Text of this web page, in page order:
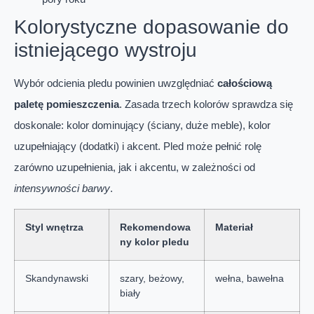
Kolorystyczne dopasowanie do
istniejącego wystroju
Wybór odcienia pledu powinien uwzględniać całościową
paletę pomieszczenia. Zasada trzech kolorów sprawdza się
doskonale: kolor dominujący (ściany, duże meble), kolor
uzupełniający (dodatki) i akcent. Pled może pełnić rolę
zarówno uzupełnienia, jak i akcentu, w zależności od
intensywności barwy.
Styl wnętrza
Rekomendowa
ny kolor pledu
Materiał
Skandynawski
szary, beżowy,
biały
wełna, bawełna